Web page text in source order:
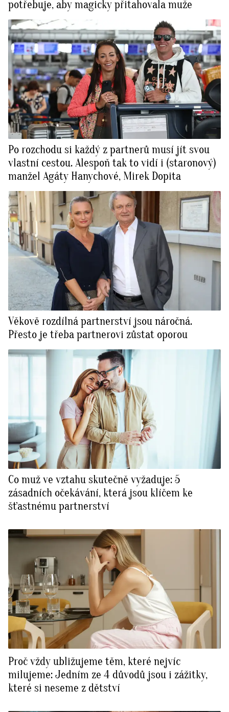
potřebuje, aby magicky přitahovala muže
Po rozchodu si každý z partnerů musí jít svou
vlastní cestou. Alespoň tak to vidí i (staronový)
manžel Agáty Hanychové, Mirek Dopita
Věkově rozdílná partnerství jsou náročná.
Přesto je třeba partnerovi zůstat oporou
Co muž ve vztahu skutečně vyžaduje: 5
zásadních očekávání, která jsou klíčem ke
šťastnému partnerství
Proč vždy ubližujeme těm, které nejvíc
milujeme: Jedním ze 4 důvodů jsou i zážitky,
které si neseme z dětství